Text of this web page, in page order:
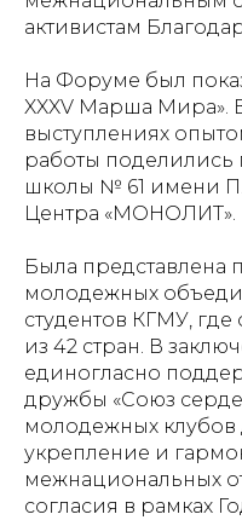
активистам
На Форуме был
XXXV Марша Мира».
выступлениях
работы поделились
школы № 61 имени
Центра «МОНОЛИТ».
Была представлена
молодежных
студентов КГМУ, где
из 42 стран. В
единогласно
дружбы «Союз
молодежных
укрепление и
межнациональных
согласия в рамках